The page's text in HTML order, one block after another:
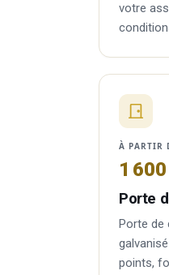
votre
À PARTIR
1
Porte
Porte de
points,